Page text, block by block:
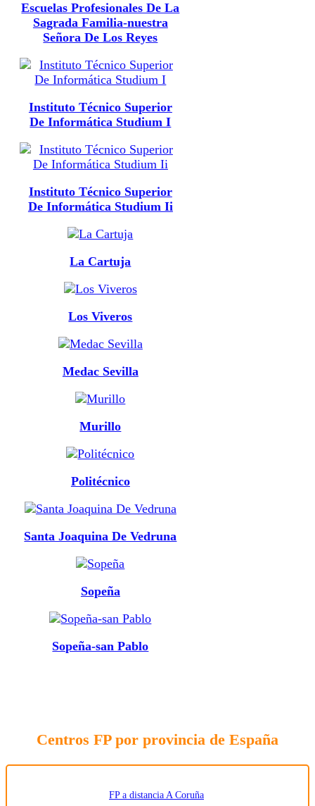
Escuelas Profesionales De La
Sagrada Familia-nuestra
Señora De Los Reyes
Instituto Técnico Superior
De Informática Studium I
Instituto Técnico Superior
De Informática Studium Ii
La Cartuja
Los Viveros
Medac Sevilla
Murillo
Politécnico
Santa Joaquina De Vedruna
Sopeña
Sopeña-san Pablo
Centros FP por provincia de España
FP a distancia A Coruña